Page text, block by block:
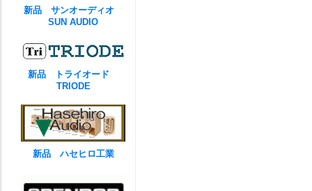
新品 サンオーディオ
SUN AUDIO
新品 トライオード
TRIODE
新品 ハセヒロ工業